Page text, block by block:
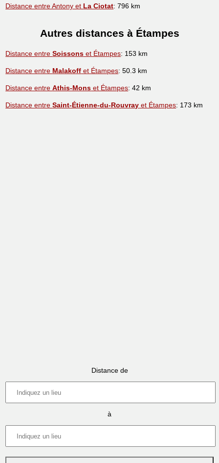
Distance entre Antony et La Ciotat: 796 km
Autres distances à Étampes
Distance entreSoissons et Étampes: 153 km
Distance entre Malakoff et Étampes: 50.3 km
Distance entreAthis-Mons et Étampes: 42 km
Distance entreSaint-Étienne-du-Rouvray et Étampes: 173 km
Distance de
à